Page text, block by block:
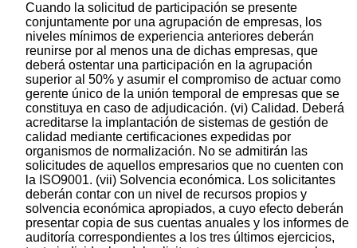
Cuando la solicitud de participación se presente
conjuntamente por una agrupación de empresas, los
niveles mínimos de experiencia anteriores deberán
reunirse por al menos una de dichas empresas, que
deberá ostentar una participación en la agrupación
superior al 50% y asumir el compromiso de actuar como
gerente único de la unión temporal de empresas que se
constituya en caso de adjudicación. (vi) Calidad. Deberá
acreditarse la implantación de sistemas de gestión de
calidad mediante certificaciones expedidas por
organismos de normalización. No se admitirán las
solicitudes de aquellos empresarios que no cuenten con
la ISO9001. (vii) Solvencia económica. Los solicitantes
deberán contar con un nivel de recursos propios y
solvencia económica apropiados, a cuyo efecto deberán
presentar copia de sus cuentas anuales y los informes de
auditoría correspondientes a los tres últimos ejercicios,